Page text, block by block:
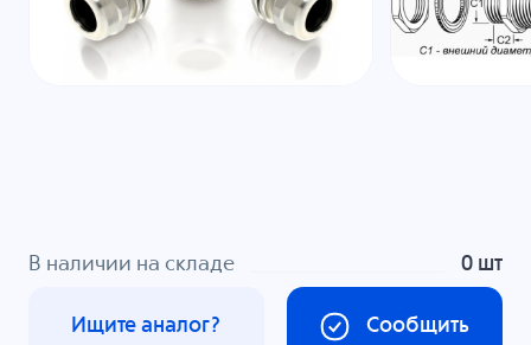
В наличии на складе 0 шт
Сообщить
Ищите аналог?